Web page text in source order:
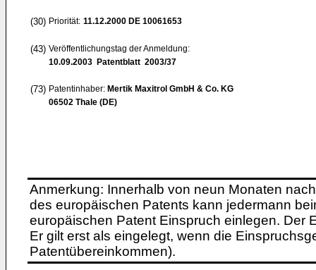
(30) Priorität: 11.12.2000 DE 10061653
(43) Veröffentlichungstag der Anmeldung:
10.09.2003 Patentblatt 2003/37
(73) Patentinhaber: Mertik Maxitrol GmbH & Co. KG
06502 Thale (DE)
Anmerkung: Innerhalb von neun Monaten
des europäischen Patents kann jedermann
europäischen Patent Einspruch einlegen. Der
Er gilt erst als eingelegt, wenn die
Patentübereinkommen).